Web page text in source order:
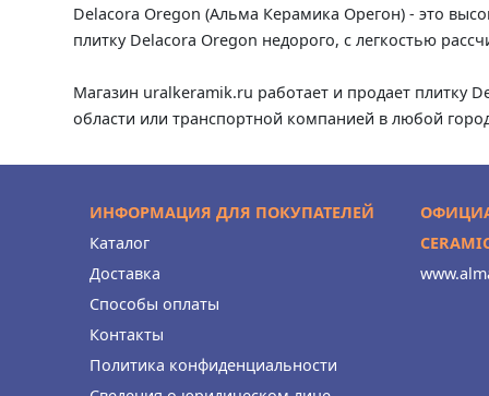
Delacora Oregon (Альма Керамика Орегон) - это
плитку Delacora Oregon недорого, с легкостью
Магазин uralkeramik.ru работает и продает плитку
области или транспортной компанией в любой
ИНФОРМАЦИЯ ДЛЯ ПОКУПАТЕЛЕЙ
Каталог
Доставка
Способы оплаты
Контакты
Политика конфиденциальности